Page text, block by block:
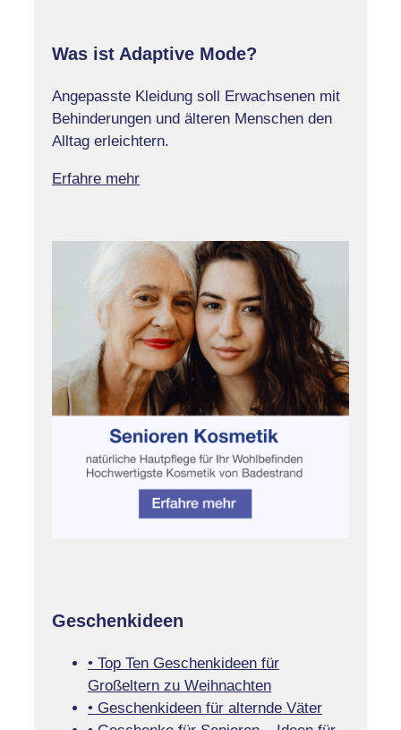
Was ist Adaptive Mode?
Angepasste Kleidung soll Erwachsenen mit
Behinderungen und älteren Menschen den
Alltag erleichtern.
Erfahre mehr
Geschenkideen
• Top Ten Geschenkideen für
Großeltern zu Weihnachten
• Geschenkideen für alternde Väter